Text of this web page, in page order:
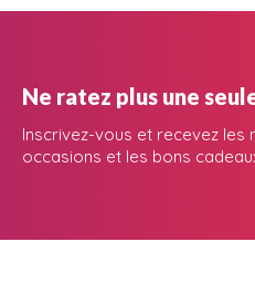
Ne ratez plus une
Inscrivez-vous et recevez les
occasions et les bons